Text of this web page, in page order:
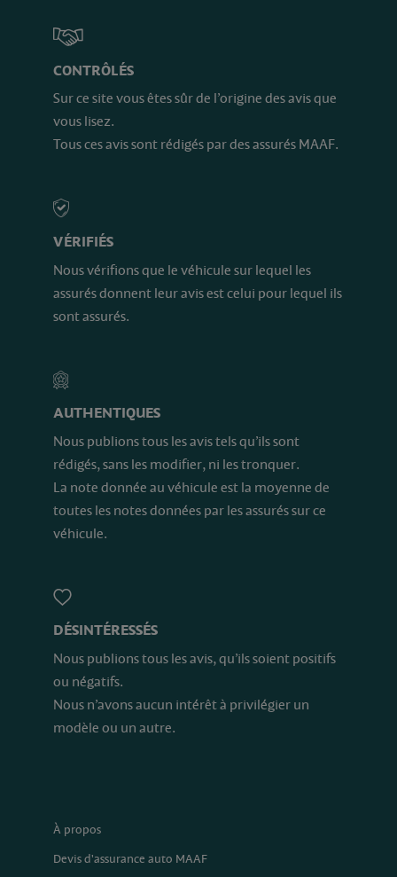
CONTRÔLÉS
Sur ce site vous êtes sûr de l’origine des avis que
vous lisez.
Tous ces avis sont rédigés par des assurés MAAF.
VÉRIFIÉS
Nous vérifions que le véhicule sur lequel les
assurés donnent leur avis est celui pour lequel ils
sont assurés.
AUTHENTIQUES
Nous publions tous les avis tels qu’ils sont
rédigés, sans les modifier, ni les tronquer.
La note donnée au véhicule est la moyenne de
toutes les notes données par les assurés sur ce
véhicule.
DÉSINTÉRESSÉS
Nous publions tous les avis, qu’ils soient positifs
ou négatifs.
Nous n’avons aucun intérêt à privilégier un
modèle ou un autre.
À propos
Devis d'assurance auto MAAF